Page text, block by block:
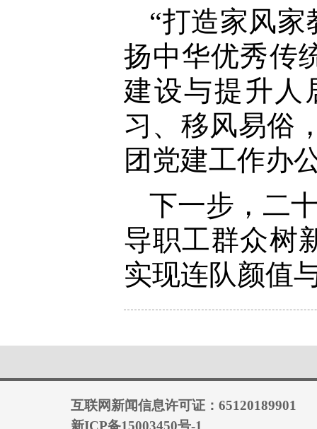
“打造家风家
扬中华优秀传
建设与提升人
习、移风易俗
团党建工作办
下一步，二
导职工群众树
实现连队颜值
互联网新闻信息许可证：65120189901
新ICP备15003450号-1